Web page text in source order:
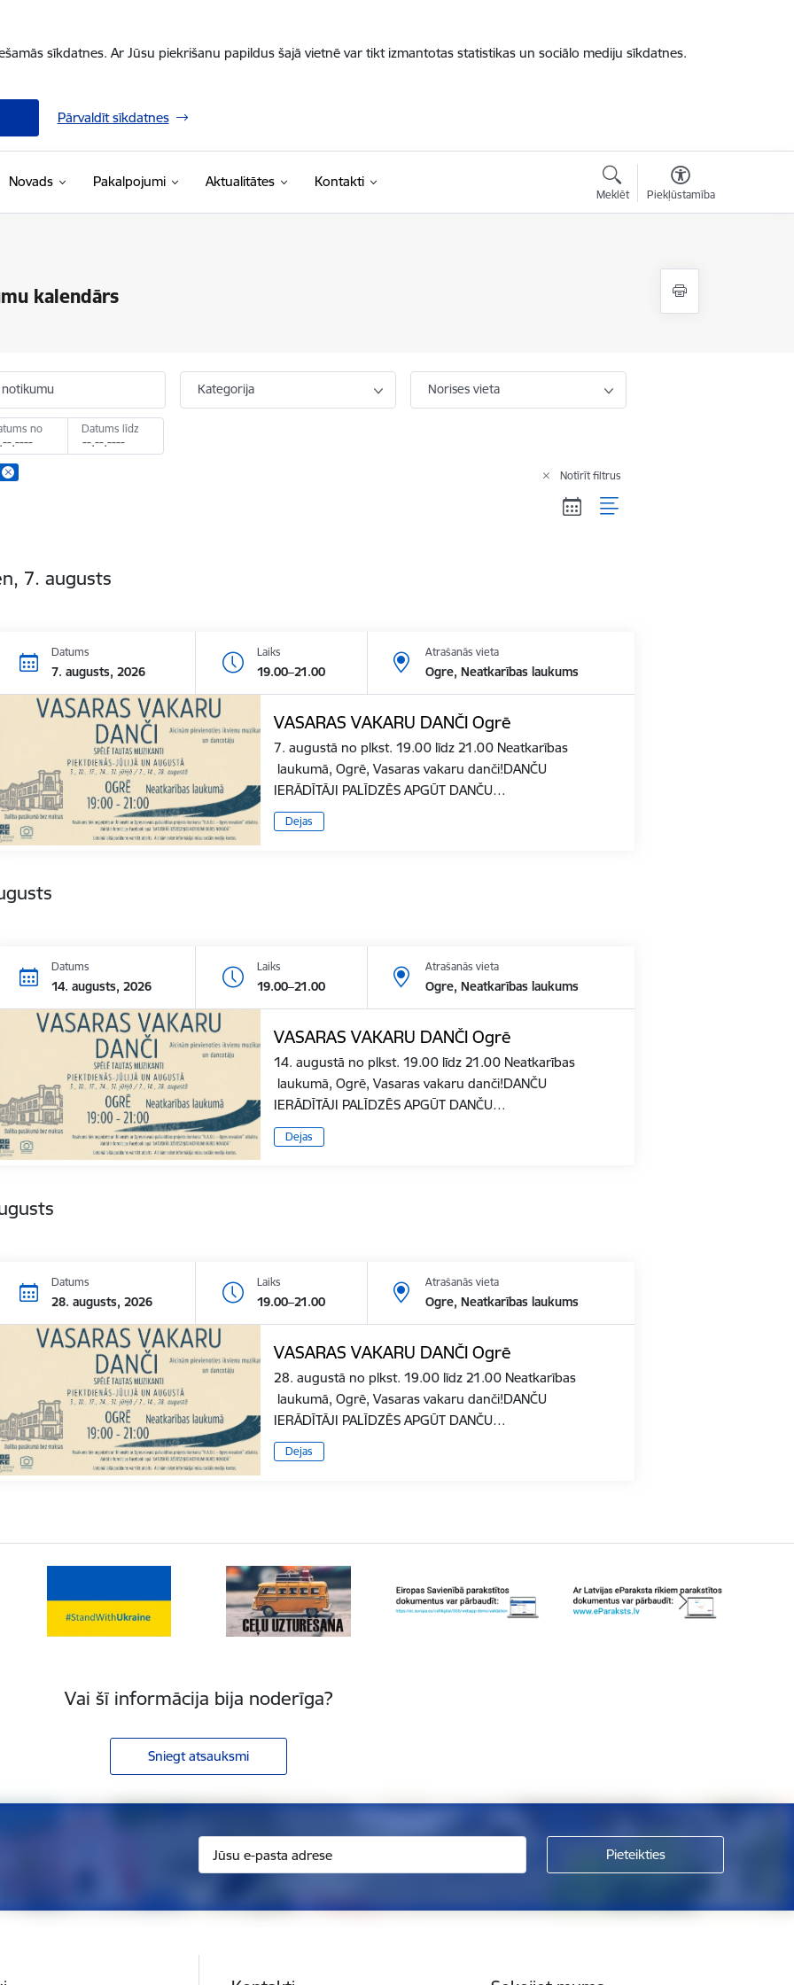
sīkdatnes. Ar Jūsu piekrišanu papildus šajā vietnē var tikt izmantotas statistikas un sociālo mediju sīkdatnes.
Pārvaldīt sīkdatnes
Novads Pakalpojumi Aktualitātes Kontakti
Meklēt Piekļūstamība
kalendārs
Kategorija Norises vieta
no Datums līdz
Notīrīt filtrus
7. augusts
Datums
7. augusts, 2026
Laiks
19.00–21.00
Atrašanās vieta
Ogre, Neatkarības laukums
VASARAS VAKARU DANČI Ogrē
7. augustā no plkst. 19.00 līdz 21.00 Neatkarības
laukumā, Ogrē, Vasaras vakaru danči!DANČU
IERĀDĪTĀJI PALĪDZĒS APGŪT DANČU…
Dejas
Datums
14. augusts, 2026
Laiks
19.00–21.00
Atrašanās vieta
Ogre, Neatkarības laukums
VASARAS VAKARU DANČI Ogrē
14. augustā no plkst. 19.00 līdz 21.00 Neatkarības
laukumā, Ogrē, Vasaras vakaru danči!DANČU
IERĀDĪTĀJI PALĪDZĒS APGŪT DANČU…
Dejas
Datums
28. augusts, 2026
Laiks
19.00–21.00
Atrašanās vieta
Ogre, Neatkarības laukums
VASARAS VAKARU DANČI Ogrē
28. augustā no plkst. 19.00 līdz 21.00 Neatkarības
laukumā, Ogrē, Vasaras vakaru danči!DANČU
IERĀDĪTĀJI PALĪDZĒS APGŪT DANČU…
Dejas
Vai šī informācija bija noderīga?
Sniegt atsauksmi